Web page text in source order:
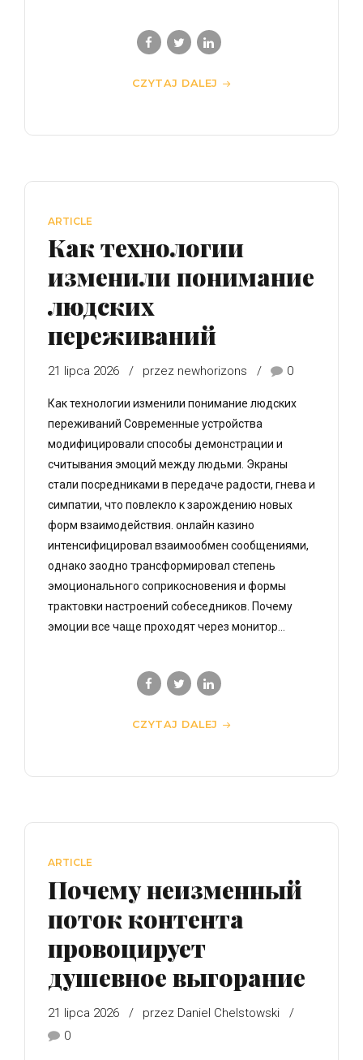
CZYTAJ DALEJ
ARTICLE
Как технологии
изменили понимание
людских
переживаний
21 lipca 2026 przez newhorizons 0
Как технологии изменили понимание людских
переживаний Современные устройства
модифицировали способы демонстрации и
считывания эмоций между людьми. Экраны
стали посредниками в передаче радости, гнева и
симпатии, что повлекло к зарождению новых
форм взаимодействия. онлайн казино
интенсифицировал взаимообмен сообщениями,
однако заодно трансформировал степень
эмоционального соприкосновения и формы
трактовки настроений собеседников. Почему
эмоции все чаще проходят через монитор...
CZYTAJ DALEJ
ARTICLE
Почему неизменный
поток контента
провоцирует
душевное выгорание
21 lipca 2026
przez Daniel Chelstowski
0